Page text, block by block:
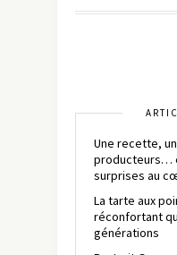
Une recette,
producteurs…
surprises au
La tarte aux
réconfortant
générations